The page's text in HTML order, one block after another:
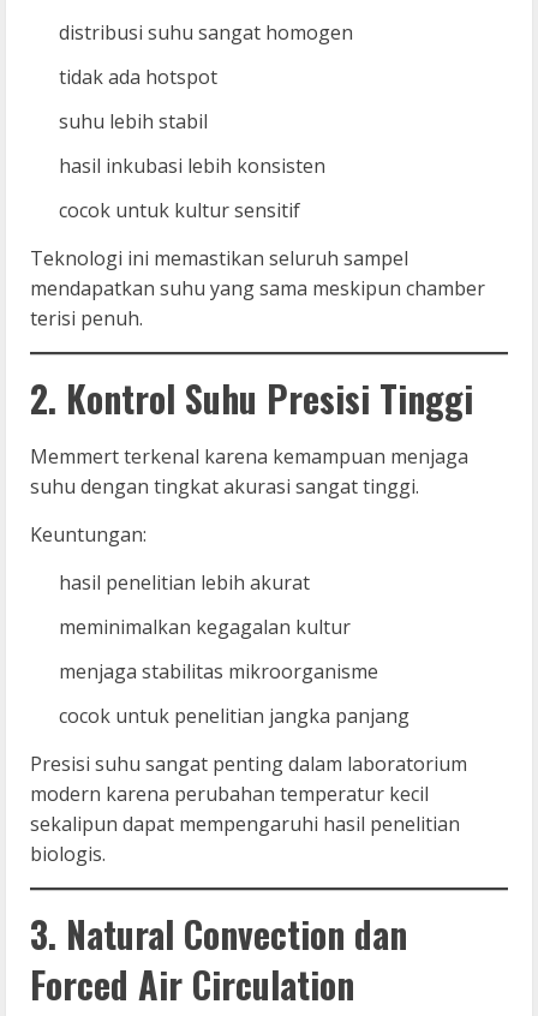
distribusi suhu sangat homogen
tidak ada hotspot
suhu lebih stabil
hasil inkubasi lebih konsisten
cocok untuk kultur sensitif
Teknologi ini memastikan seluruh sampel
mendapatkan suhu yang sama meskipun chamber
terisi penuh.
2. Kontrol Suhu Presisi Tinggi
Memmert terkenal karena kemampuan menjaga
suhu dengan tingkat akurasi sangat tinggi.
Keuntungan:
hasil penelitian lebih akurat
meminimalkan kegagalan kultur
menjaga stabilitas mikroorganisme
cocok untuk penelitian jangka panjang
Presisi suhu sangat penting dalam laboratorium
modern karena perubahan temperatur kecil
sekalipun dapat mempengaruhi hasil penelitian
biologis.
3. Natural Convection dan
Forced Air Circulation